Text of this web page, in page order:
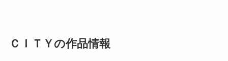
ＣＩＴＹの作品情報